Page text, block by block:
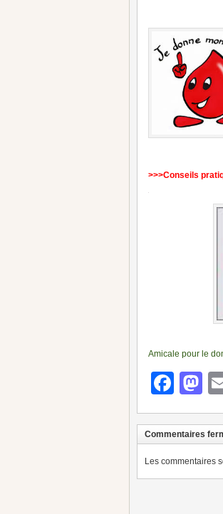
>>>Conseils
Amicale pour le
Commentaires
Les commentaires